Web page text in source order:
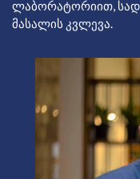
ლაბორატორიით,
მასალის კვლევა.